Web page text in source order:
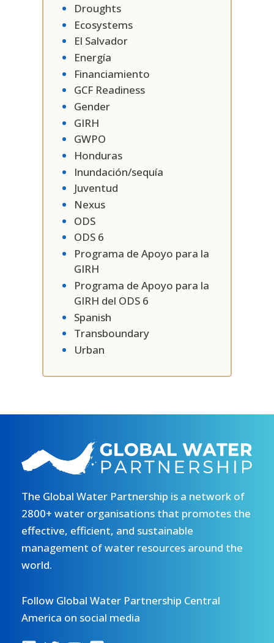
Droughts
Ecosystems
El Salvador
Energía
Financiamiento
GCF Readiness
Gender
GIRH
GWPO
Honduras
Inundación/sequía
Juventud
Nexus
ODS
ODS 6
Programa de Apoyo para la
GIRH
Programa de Apoyo para la
GIRH del ODS 6
Spanish
Transboundary
Urban
The Global Water Partnership is a network of
2800+ water organisations that promotes the
effective, efficient, and sustainable
management of water resources around the
world.
Follow Global Water Partnership Central
America on social media